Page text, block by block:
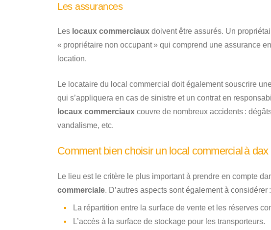
Les assurances
Les locaux commerciaux doivent être assurés. Un
« propriétaire non occupant » qui comprend une assurance
location.
Le locataire du local commercial doit également souscrire
qui s’appliquera en cas de sinistre et un contrat en
locaux commerciaux couvre de nombreux accidents :
vandalisme, etc.
Comment bien choisir un local commercial à dax
Le lieu est le critère le plus important à prendre en compte
commerciale. D’autres aspects sont également à considérer :
La répartition entre la surface de vente et les réserves
L’accès à la surface de stockage pour les transporteurs.